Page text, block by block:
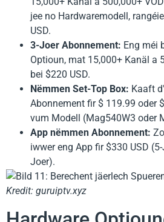
jee no Hardwaremodell,
USD.
3-Joer Abonnement: Eng méi
Optioun, mat 15,000+ Kanäl a
bei $220 USD.
Nëmmen Set-Top Box: Kaaft
Abonnement fir $ 119.99 oder
vum Modell (Mag540W3 oder
App nëmmen Abonnement:
iwwer eng App fir $330 USD
Joer).
Kredit: guruiptv.xyz